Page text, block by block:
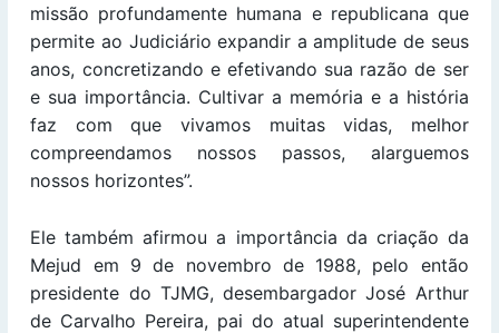
missão profundamente humana e republicana que
permite ao Judiciário expandir a amplitude de seus
anos, concretizando e efetivando sua razão de ser
e sua importância. Cultivar a memória e a história
faz com que vivamos muitas vidas, melhor
compreendamos nossos passos, alarguemos
nossos horizontes”.
Ele também afirmou a importância da criação da
Mejud em 9 de novembro de 1988, pelo então
presidente do TJMG, desembargador José Arthur
de Carvalho Pereira, pai do atual superintendente